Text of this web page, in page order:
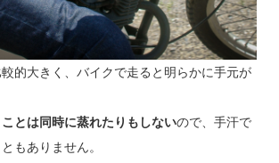
的大きく、バイクで走ると明らかに手元が
とは同時に蒸れたりもしないので、手汗で
もありません。